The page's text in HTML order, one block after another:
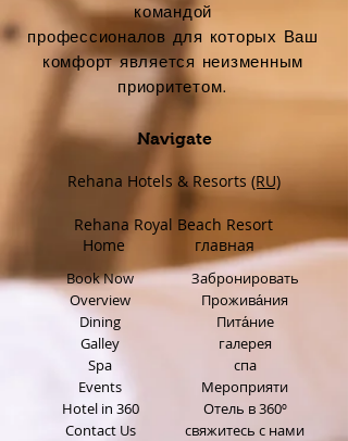
командой
профессионалов для которых Ваш
комфорт является неизменным
приоритетом.
Navigate
Rehana Hotels & Resorts (RU)
Book Now
Overview
Dining
Galley
Spa
Events
Hotel in 360
Contact Us
Забронировать
Прожива́ния
Пита́ние
галерея
спа
Мероприяти
Отель в 360º
свяжитесь с нами
Rehana Royal Beach Resort
Home
главная